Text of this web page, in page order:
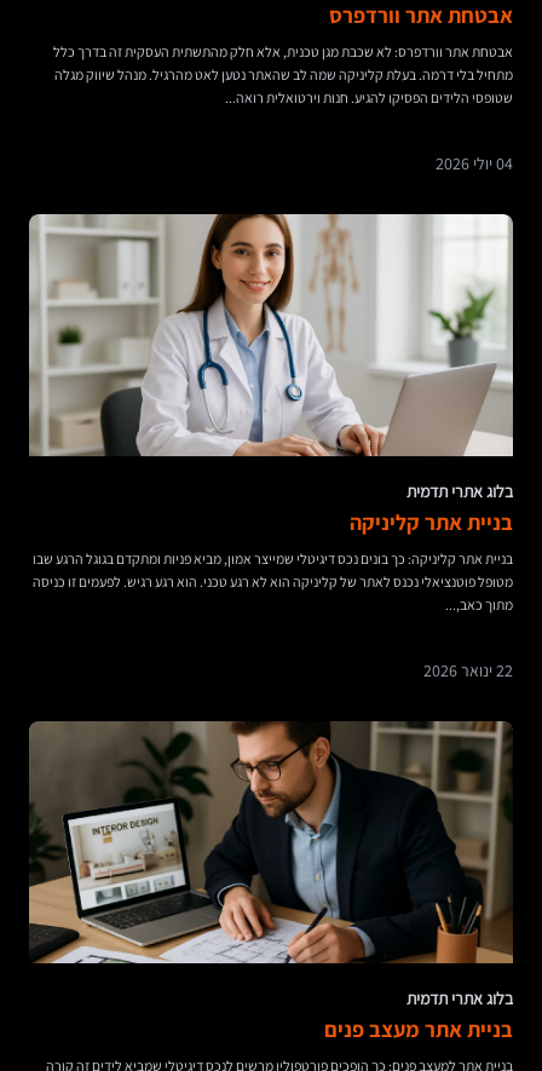
אבטחת אתר וורדפרס
אבטחת אתר וורדפרס: לא שכבת מגן טכנית, אלא חלק מהתשתית העסקית זה בדרך כלל
מתחיל בלי דרמה. בעלת קליניקה שמה לב שהאתר נטען לאט מהרגיל. מנהל שיווק מגלה
שטופסי הלידים הפסיקו להגיע. חנות וירטואלית רואה...
04 יולי 2026
בלוג אתרי תדמית
בניית אתר קליניקה
בניית אתר קליניקה: כך בונים נכס דיגיטלי שמייצר אמון, מביא פניות ומתקדם בגוגל הרגע שבו
מטופל פוטנציאלי נכנס לאתר של קליניקה הוא לא רגע טכני. הוא רגע רגיש. לפעמים זו כניסה
מתוך כאב,...
22 ינואר 2026
בלוג אתרי תדמית
בניית אתר מעצב פנים
בניית אתר למעצב פנים: כך הופכים פורטפוליו מרשים לנכס דיגיטלי שמביא לידים זה קורה